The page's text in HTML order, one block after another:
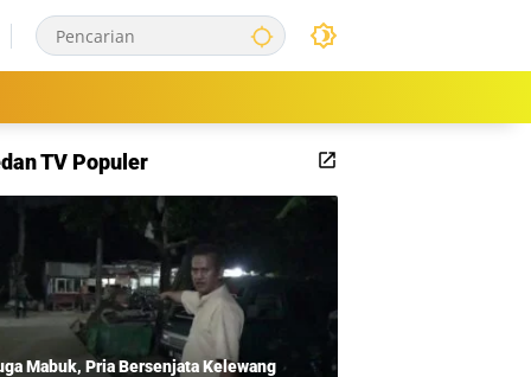
TV Populer
Mabuk, Pria Bersenjata Kelewang